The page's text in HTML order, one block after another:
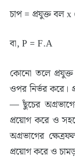
চাপ = প্রযুক্ত বল x
বা, P = F.A
কোনো তলে প্রযুক্ত
ওপর নির্ভর করে।
— ছুঁচের
প্রয়োগ করে ও
অগ্রভাগের
প্রয়োগ করে ও